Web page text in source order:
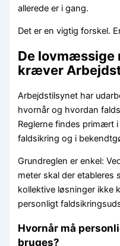
allerede er i gang.
Det er en vigtig forskel.
De lovmæssige
kræver
Arbejdstilsynet har
hvornår og hvordan
Reglerne findes primært
faldsikring og i
Grundreglen er enkel:
meter skal der
kollektive løsninger ikke
personligt
Hvornår må
bruges?